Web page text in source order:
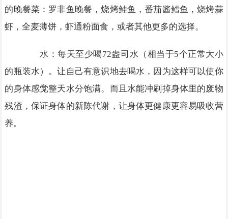
的晚餐菜：罗非鱼晚餐，烧烤鲑鱼，番茄酱鳕鱼，烧烤蒜
虾，全麦薄饼，虾通粉面食，或者其他更多的选择。
水：每天至少喝72盎司水（相当于5个正常大小
的瓶装水）。让自己有意识地去喝水，因为这样可以使你
的身体感觉整天水分饱满。而且水能冲刷掉身体里的废物
残渣，保证身体的新陈代谢，让身体更健康更容易吸收营
养。